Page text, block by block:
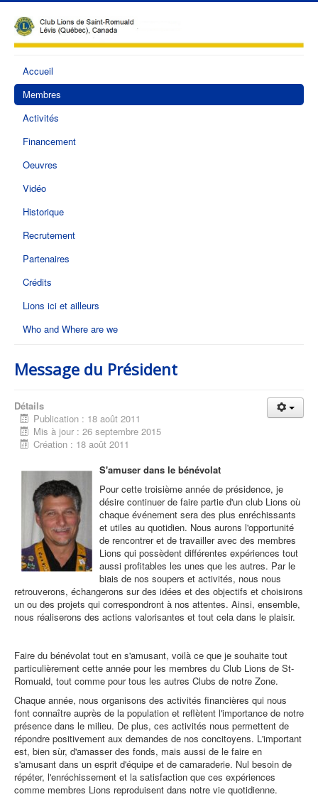
Accueil
Membres
Activités
Financement
Oeuvres
Vidéo
Historique
Recrutement
Partenaires
Crédits
Lions ici et ailleurs
Who and Where are we
Message du Président
Détails
Publication : 18 août 2011
Mis à jour : 26 septembre 2015
Création : 18 août 2011
S'amuser dans le bénévolat
Pour cette troisième année de présidence, je
désire continuer de faire partie d'un club Lions où
chaque événement sera des plus enréchissants
et utiles au quotidien. Nous aurons l'opportunité
de rencontrer et de travailler avec des membres
Lions qui possèdent différentes expériences tout
aussi profitables les unes que les autres. Par le
biais de nos soupers et activités, nous nous
retrouverons, échangerons sur des idées et des objectifs et choisirons
un ou des projets qui correspondront à nos attentes. Ainsi, ensemble,
nous réaliserons des actions valorisantes et tout cela dans le plaisir.
Faire du bénévolat tout en s'amusant, voilà ce que je souhaite tout
particulièrement cette année pour les membres du Club Lions de St-
Romuald, tout comme pour tous les autres Clubs de notre Zone.
Chaque année, nous organisons des activités financières qui nous
font connaître auprès de la population et reflètent l'importance de notre
présence dans le milieu. De plus, ces activités nous permettent de
répondre positivement aux demandes de nos concitoyens. L'important
est, bien sùr, d'amasser des fonds, mais aussi de le faire en
s'amusant dans un esprit d'équipe et de camaraderie. Nul besoin de
répéter, l'enréchissement et la satisfaction que ces expériences
comme membres Lions reproduisent dans notre vie quotidienne.